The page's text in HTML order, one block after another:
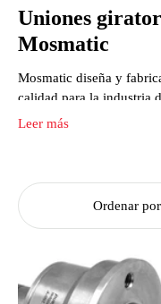
Uniones
Mosmatic
Mosmatic diseña y
calidad para la industria
mercado de la limpieza a
Los cabezales giratorios
lavado de automóviles
de autoservicio.
industrial especializados.
encontrar artículos
Leer más
Ordenar